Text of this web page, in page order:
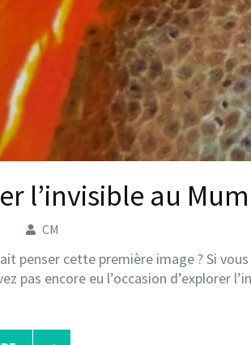
l’invisible au
CM
penser cette première image ? Si
pas encore eu l’occasion